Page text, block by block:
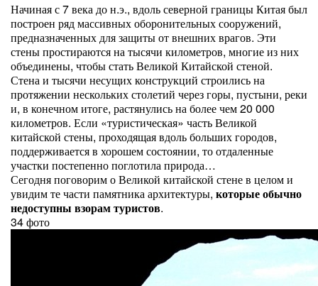
Начиная с 7 века до н.э., вдоль северной границы Китая был
построен ряд массивных оборонительных сооружений,
предназначенных для защиты от внешних врагов. Эти
стены простираются на тысячи километров, многие из них
объединены, чтобы стать Великой Китайской стеной.
Стена и тысячи несущих конструкций строились на
протяжении нескольких столетий через горы, пустыни, реки
и, в конечном итоге, растянулись на более чем 20 000
километров. Если «туристическая» часть Великой
китайской стены, проходящая вдоль больших городов,
поддерживается в хорошем состоянии, то отдаленные
участки постепенно поглотила природа…
Сегодня поговорим о Великой китайской стене в целом и
увидим те части памятника архитектуры, которые обычно
недоступны взорам туристов.
34 фото